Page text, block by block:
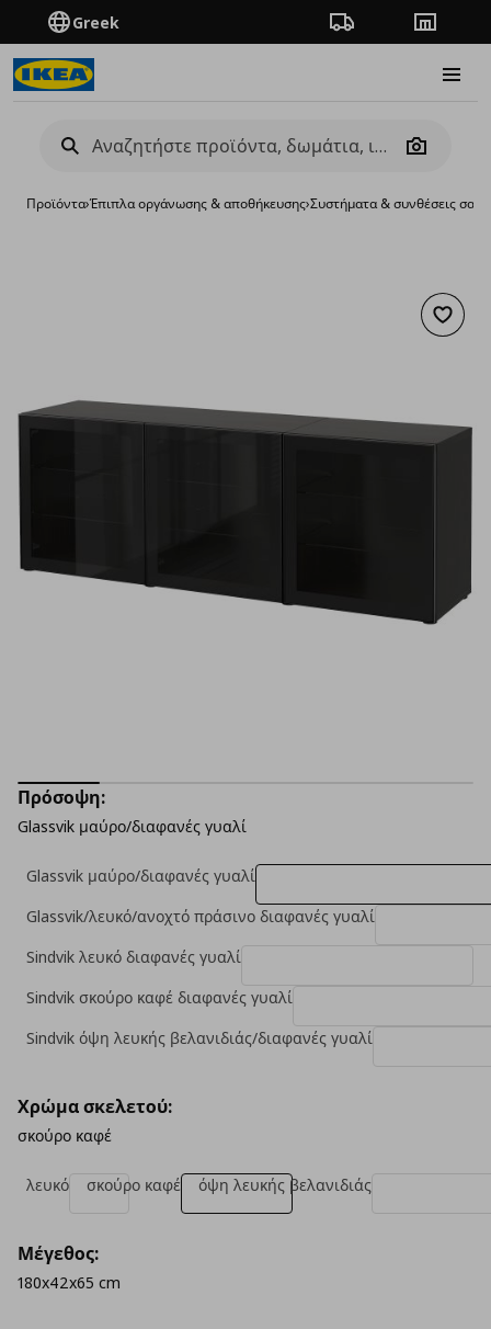
Greek Πορεία παραγγελίας
Camera
Προϊόντα›Έπιπλα οργάνωσης & αποθήκευσης›Συστήματα & συνθέσεις
Πρόσοψη:
Glassvik μαύρο/διαφανές γυαλί
Glassvik μαύρο/διαφανές γυαλί
Glassvik/λευκό/ανοχτό πράσινο διαφανές γυαλί
Sindvik λευκό διαφανές γυαλί
Sindvik σκούρο καφέ διαφανές γυαλί
Sindvik όψη λευκής βελανιδιάς/διαφανές γυαλί
Χρώμα σκελετού:
σκούρο καφέ
λευκό σκούρο καφέ όψη λευκής βελανιδιάς
Μέγεθος:
180x42x65 cm